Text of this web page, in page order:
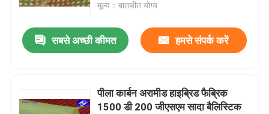
हमारे बारे में
गुणवत्ता नियंत्रण
मूल्य：बातचीत योग्य
सबसे अच्छी कीमत हमसे संपर्क करें
पीला कार्बन अरामीड हाइब्रिड फैब्रिक
1500 डी 200 जीएसएम सादा बैलिस्टिक